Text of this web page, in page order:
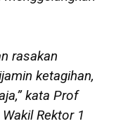
rasakan
ketagihan,
kata Prof
Rektor 1